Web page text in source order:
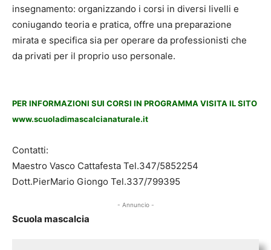
insegnamento: organizzando i corsi in diversi livelli e
coniugando teoria e pratica, offre una preparazione
mirata e specifica sia per operare da professionisti che
da privati per il proprio uso personale.
PER INFORMAZIONI SUI CORSI IN PROGRAMMA VISITA IL SITO
www.scuoladimascalcianaturale.it
Contatti:
Maestro Vasco Cattafesta Tel.347/5852254
Dott.PierMario Giongo Tel.337/799395
- Annuncio -
Scuola mascalcia